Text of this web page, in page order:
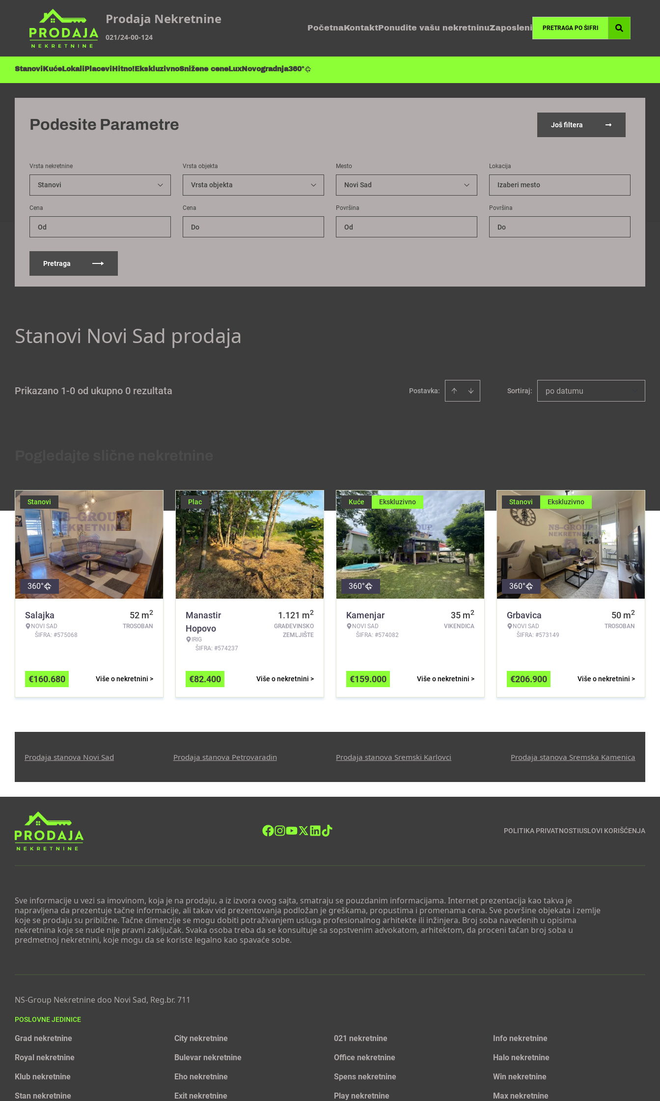
Prodaja Nekretnine
021/24-00-124
Početna Kontakt Ponudite vašu nekretninuZaposleni
Stanovi KućeLokali Placevi Hitno! EkskluzivnoSnižene ceneLuxNovogradnja360°
Podesite Parametre Još filtera
Vrsta nekretnine Vrsta objekta Mesto Lokacija
Izaberi mesto
Cena Cena Površina Površina
Pretraga
Stanovi Novi Sad prodaja
Prikazano 1-0 od ukupno 0 rezultata Postavka: Sortiraj: po datumu
Stanovi
360°
Salajka
NOVI SAD
ŠIFRA: #575068
52 m2
TROSOBAN
Više o nekretnini >
€160.680
Plac
Manastir
Hopovo
IRIG
ŠIFRA: #574237
1.121 m2
GRAĐEVINSKO
ZEMLJIŠTE
Više o nekretnini >
€82.400
Kuće Ekskluzivno
360°
Kamenjar
NOVI SAD
ŠIFRA: #574082
35 m2
VIKENDICA
Više o nekretnini >
€159.000
Stanovi Ekskluzivno
360°
Grbavica
NOVI SAD
ŠIFRA: #573149
50 m2
TROSOBAN
Više o nekretnini >
€206.900
Prodaja stanova Novi Sad Prodaja stanova Petrovaradin Prodaja stanova Sremski Karlovci Prodaja stanova Sremska Kamenica
POLITIKA PRIVATNOSTIUSLOVI KORIŠĆENJA
Sve informacije u vezi sa imovinom, koja je na prodaju, a iz izvora ovog sajta, smatraju se pouzdanim informacijama. Internet prezentacija kao takva je
napravljena da prezentuje tačne informacije, ali takav vid prezentovanja podložan je greškama, propustima i promenama cena. Sve površine objekata i zemlje
koje se prodaju su približne. Tačne dimenzije se mogu dobiti potraživanjem usluga profesionalnog arhitekte ili inžinjera. Broj soba navedenih u opisima
nekretnina koje se nude nije pravni zaključak. Svaka osoba treba da se konsultuje sa sopstvenim advokatom, arhitektom, da proceni tačan broj soba u
predmetnoj nekretnini, koje mogu da se koriste legalno kao spavaće sobe.
NS-Group Nekretnine doo Novi Sad, Reg.br. 711
POSLOVNE JEDINICE
Grad nekretnine City nekretnine 021 nekretnine Info nekretnine
Royal nekretnine Bulevar nekretnine Office nekretnine Halo nekretnine
Klub nekretnine Eho nekretnine Spens nekretnine Win nekretnine
Stan nekretnine Exit nekretnine Play nekretnine Max nekretnine